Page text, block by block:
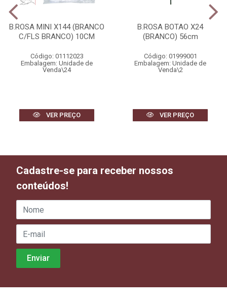
B.ROSA MINI X144 (BRANCO
C/FLS BRANCO) 10CM
Código: 01112023
Embalagem: Unidade de
Venda\24
VER PREÇO
B.ROSA BOTAO X24
(BRANCO) 56cm
Código: 01999001
Embalagem: Unidade de
Venda\2
VER PREÇO
Cadastre-se para receber nossos
conteúdos!